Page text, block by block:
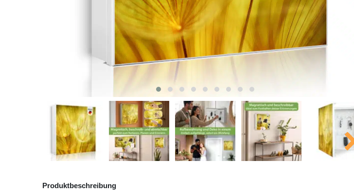
Produktbeschreibung